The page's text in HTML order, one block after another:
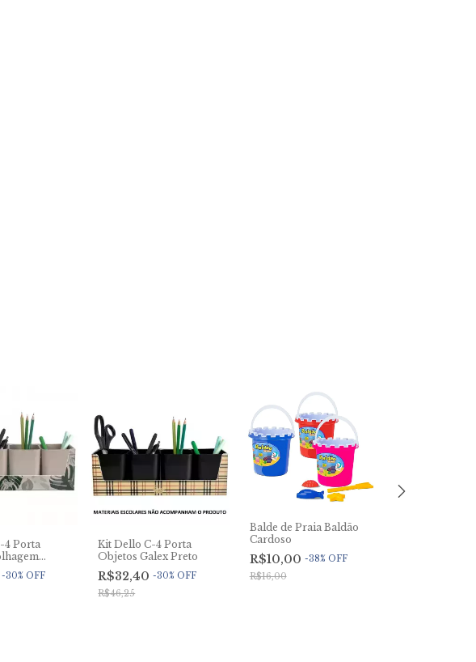
4 Porta
-30% OFF
Kit Dello C-4 Porta
Objetos Galex Preto
R$32,40-30%OFF
R$46,25
Balde de Praia Baldão
Cardoso
R$10,00 -38% OFF
R$16,00